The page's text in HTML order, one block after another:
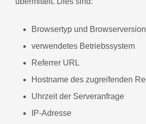
Browsertyp und Browserversion
verwendetes Betriebssystem
Referrer URL
Hostname des zugreifenden
Uhrzeit der Serveranfrage
IP-Adresse